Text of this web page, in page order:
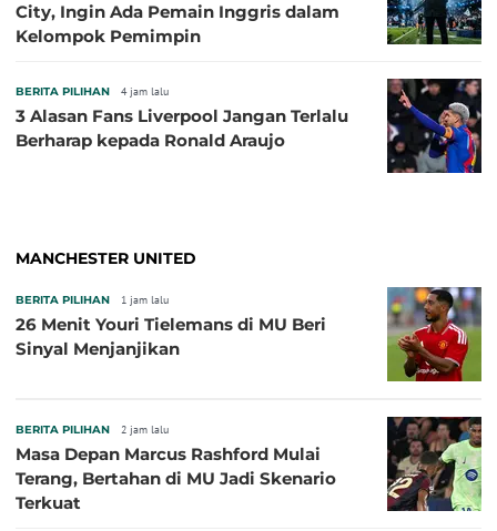
City, Ingin Ada Pemain Inggris dalam
Kelompok Pemimpin
BERITA PILIHAN 4 jam lalu
3 Alasan Fans Liverpool Jangan Terlalu
Berharap kepada Ronald Araujo
MANCHESTER UNITED
BERITA PILIHAN 1 jam lalu
26 Menit Youri Tielemans di MU Beri
Sinyal Menjanjikan
BERITA PILIHAN 2 jam lalu
Masa Depan Marcus Rashford Mulai
Terang, Bertahan di MU Jadi Skenario
Terkuat